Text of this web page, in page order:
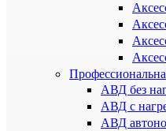
АВД без
АВД с
АВД